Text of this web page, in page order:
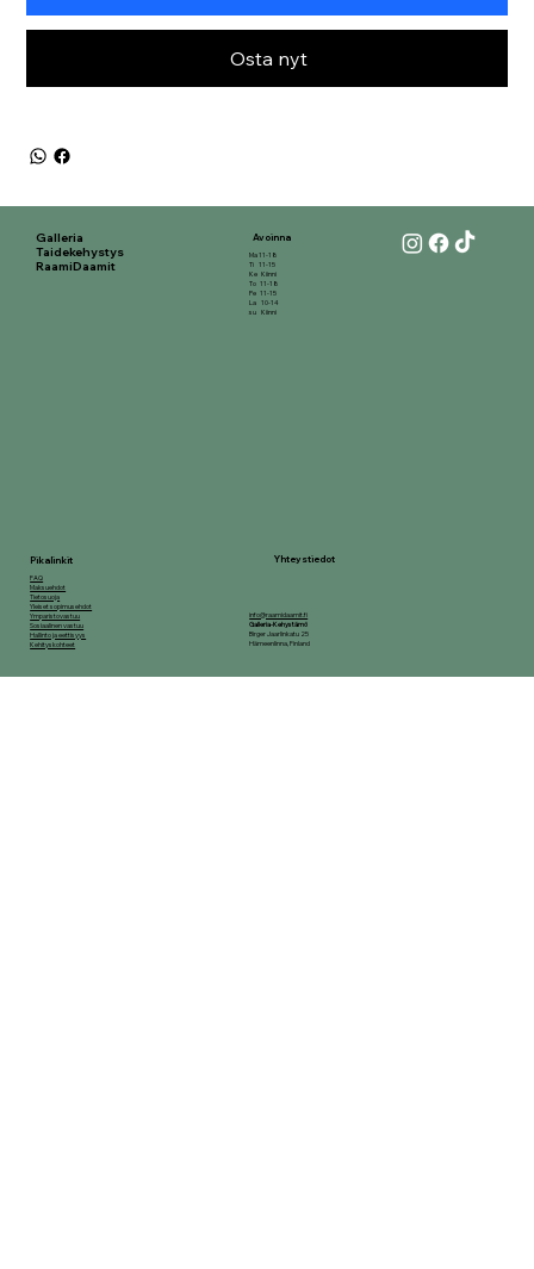
Osta nyt
Galleria
Taidekehystys
RaamiDaamit
FAQ
Maksuehdot
Tietosuoja
Yleiset sopimusehdot
Ymparistovastuu
Sosiaalinen vastuu
Hallinto ja eettisyys
Kehityskohteet
Pikalinkit Yhteystiedot
info@raamidaamit.fi
Galleria-Kehystämö
Birger Jaarlinkatu 25
Hämeenlinna, Finland
Ma 11-18
Ti 11-15
Ke Kiinni
To 11-18
Pe 11-15
La 10-14
su Kiinni
Avoinna